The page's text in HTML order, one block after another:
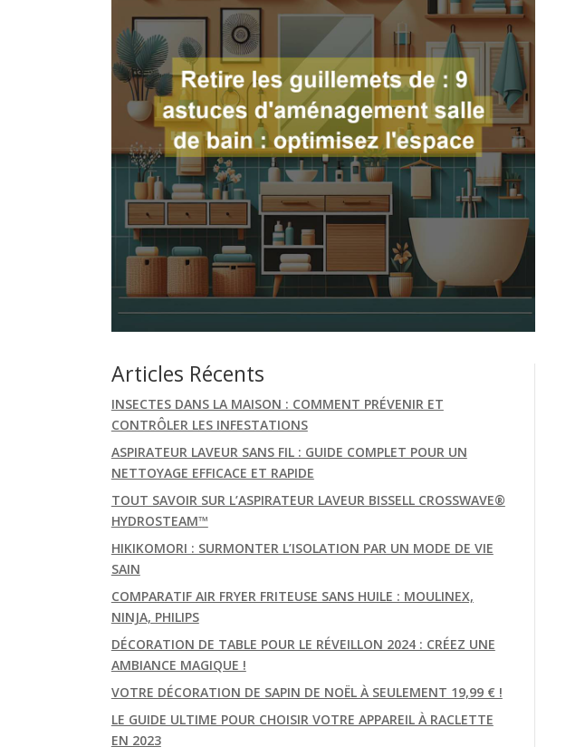
Articles Récents
INSECTES DANS LA MAISON : COMMENT PRÉVENIR ET
CONTRÔLER LES INFESTATIONS
ASPIRATEUR LAVEUR SANS FIL : GUIDE COMPLET POUR UN
NETTOYAGE EFFICACE ET RAPIDE
TOUT SAVOIR SUR L’ASPIRATEUR LAVEUR BISSELL CROSSWAVE®
HYDROSTEAM™
HIKIKOMORI : SURMONTER L’ISOLATION PAR UN MODE DE VIE
SAIN
COMPARATIF AIR FRYER FRITEUSE SANS HUILE : MOULINEX,
NINJA, PHILIPS
DÉCORATION DE TABLE POUR LE RÉVEILLON 2024 : CRÉEZ UNE
AMBIANCE MAGIQUE !
VOTRE DÉCORATION DE SAPIN DE NOËL À SEULEMENT 19,99 € !
LE GUIDE ULTIME POUR CHOISIR VOTRE APPAREIL À RACLETTE
EN 2023